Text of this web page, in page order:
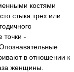
костями
стыка трех или
точки -
в отношении к
женщины.